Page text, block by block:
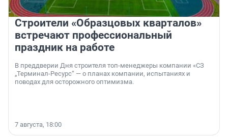
Строители «Образцовых кварталов»
встречают профессиональный
праздник на работе
В преддверии Дня строителя топ-менеджеры компании «СЗ
„Терминал-Ресурс“ — о планах компании, испытаниях и
поводах для осторожного оптимизма.
7 августа, 18:00